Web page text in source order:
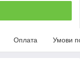
Оплата Умови